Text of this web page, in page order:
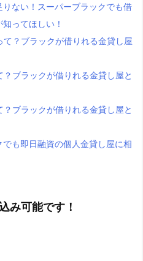
ない！スーパーブラックでも借
ってほしい！
？ブラックが借りれる金貸し屋
ブラックが借りれる金貸し屋と
ブラックが借りれる金貸し屋と
も即日融資の個人金貸し屋に相
み可能です！